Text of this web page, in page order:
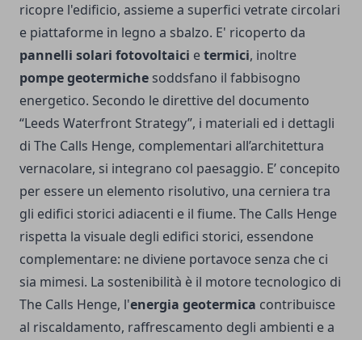
ricopre l'edificio, assieme a superfici vetrate circolari
e piattaforme in legno a sbalzo. E' ricoperto da
pannelli solari fotovoltaici etermici, inoltre
pompe geotermiche soddsfano il fabbisogno
energetico. Secondo le direttive del documento
“Leeds Waterfront Strategy”, i materiali ed i dettagli
di The Calls Henge, complementari all’architettura
vernacolare, si integrano col paesaggio. E’ concepito
per essere un elemento risolutivo, una cerniera tra
gli edifici storici adiacenti e il fiume. The Calls Henge
rispetta la visuale degli edifici storici, essendone
complementare: ne diviene portavoce senza che ci
sia mimesi. La sostenibilità è il motore tecnologico di
The Calls Henge, l'energia geotermica contribuisce
al riscaldamento, raffrescamento degli ambienti e a